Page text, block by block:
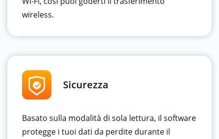
wireless.
Sicurezza
Basato sulla modalità di sola lettura, il software
protegge i tuoi dati da perdite durante il